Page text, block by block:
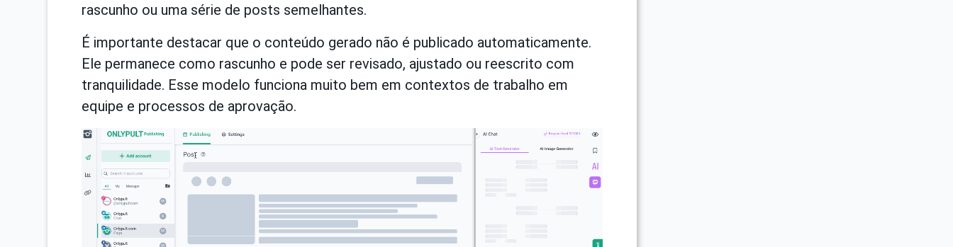
rascunho ou uma série de posts semelhantes.
É importante destacar que o conteúdo gerado não é publicado automaticamente.
Ele permanece como rascunho e pode ser revisado, ajustado ou reescrito com
tranquilidade. Esse modelo funciona muito bem em contextos de trabalho em
equipe e processos de aprovação.